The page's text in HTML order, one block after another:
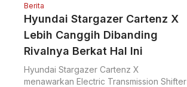
Berita
Hyundai Stargazer Cartenz X
Lebih Canggih Dibanding
Rivalnya Berkat Hal Ini
Hyundai Stargazer Cartenz X
menawarkan Electric Transmission Shifter